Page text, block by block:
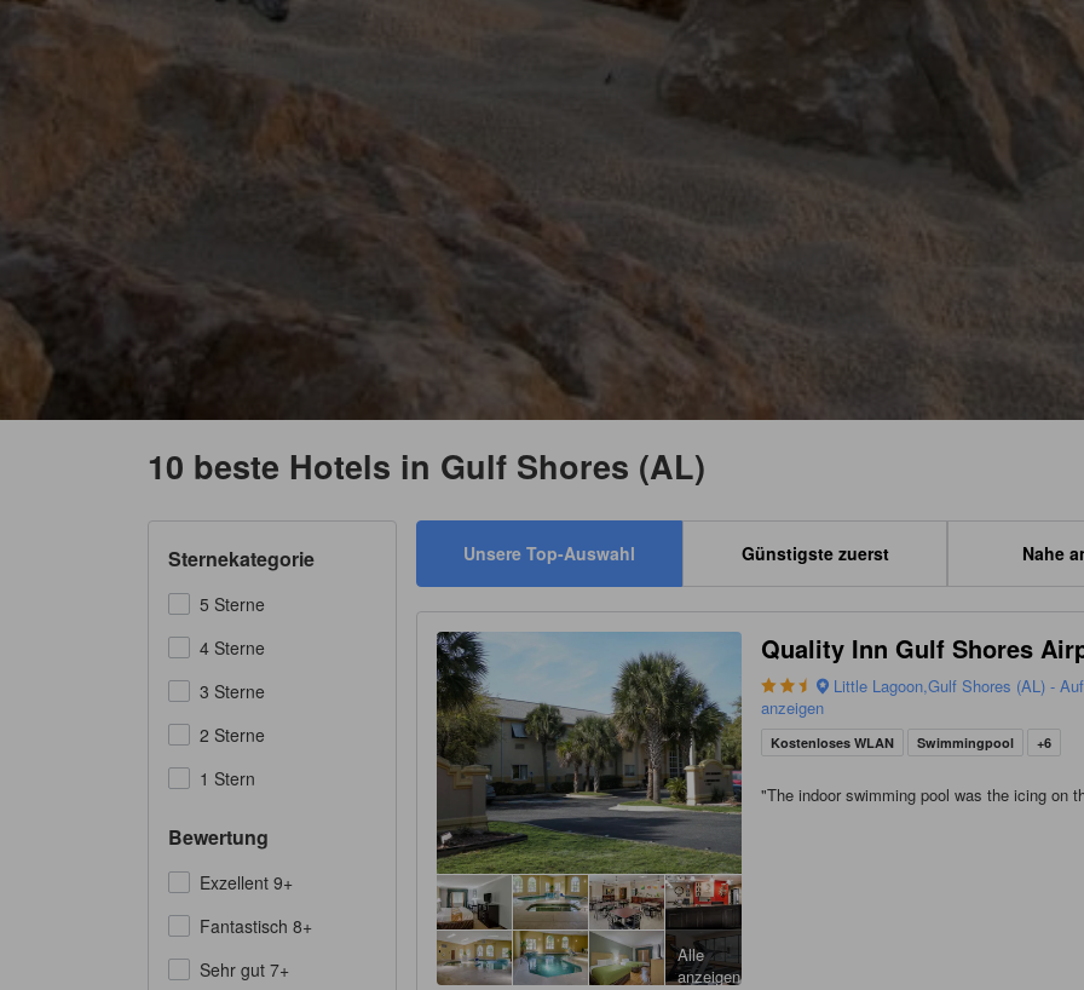
10 beste Hotels in Gulf Shores (AL)
Sternekategorie
5 Sterne
4 Sterne
3 Sterne
2 Sterne
1 Stern
Bewertung
Exzellent 9+
Fantastisch 8+
Sehr gut 7+
Unsere Top-Auswahl Günstigste zuerst Nahe
Alle
anzeigen
Quality Inn Gulf Shores
Little Lagoon,Gulf Shores (AL) -
anzeigen
Kostenloses WLAN Swimmingpool +6
"The indoor swimming pool was the icing on